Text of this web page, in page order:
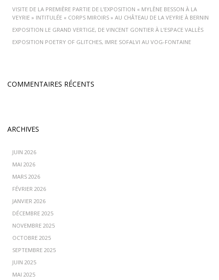
VISITE DE LA PREMIÈRE PARTIE DE L’EXPOSITION « MYLÈNE BESSON À LA
VEYRIE » INTITULÉE « CORPS MIROIRS » AU CHÂTEAU DE LA VEYRIE À BERNIN
EXPOSITION LE GRAND VERTIGE, DE VINCENT GONTIER À L’ESPACE VALLÈS
EXPOSITION POETRY OF GLITCHES, IMRE SOFALVI AU VOG-FONTAINE
COMMENTAIRES RÉCENTS
ARCHIVES
JUIN 2026
MAI 2026
MARS 2026
FÉVRIER 2026
JANVIER 2026
DÉCEMBRE 2025
NOVEMBRE 2025
OCTOBRE 2025
SEPTEMBRE 2025
JUIN 2025
MAI 2025